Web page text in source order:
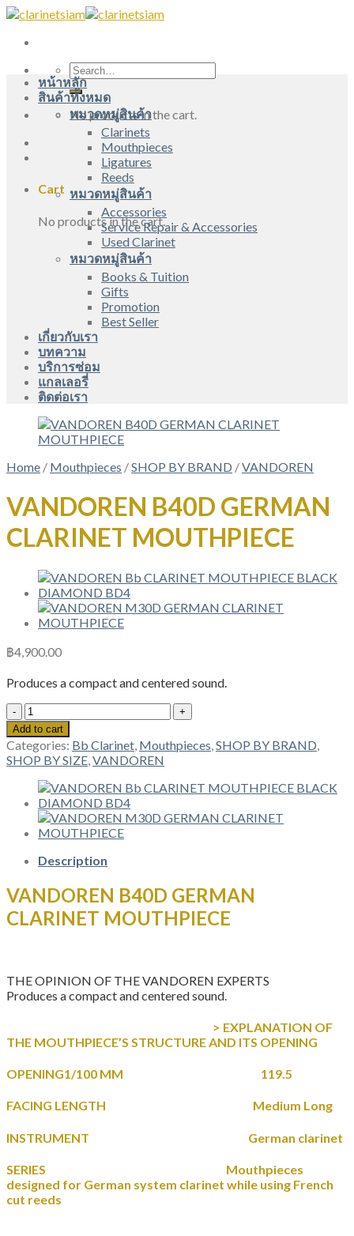
Skip
content
Search
for:
No products in the cart.
Cart
No products in the cart.
หน้าหลัก
สินค้าทั้งหมด
หมวดหมู่สินค้า
Clarinets
Mouthpieces
Ligatures
Reeds
หมวดหมู่สินค้า
Accessories
Service Repair & Accessories
Used Clarinet
หมวดหมู่สินค้า
Books & Tuition
Gifts
Promotion
Best Seller
เกี่ยวกับเรา
บทความ
บริการซ่อม
แกลเลอรี่
ติดต่อเรา
Home / Mouthpieces /SHOP BY BRAND /VANDOREN
VANDOREN B40D GERMAN
CLARINET MOUTHPIECE
฿4,900.00
Produces a compact and centered sound.
VANDOREN
B40D
GERMAN
CLARINET
MOUTHPIECE
quantity
Add to cart
Categories: Bb Clarinet, Mouthpieces,SHOP BY BRAND,
SHOP BY SIZE,VANDOREN
Description
VANDOREN B40D GERMAN
CLARINET MOUTHPIECE
THE OPINION OF THE VANDOREN EXPERTS
Produces a compact and centered sound.
> EXPLANATION OF
THE MOUTHPIECE’S STRUCTURE AND ITS OPENING
OPENING1/100 MM 119.5
FACING LENGTH Medium Long
INSTRUMENT German clarinet
SERIES Mouthpieces
designed for German system clarinet while using French
cut reeds